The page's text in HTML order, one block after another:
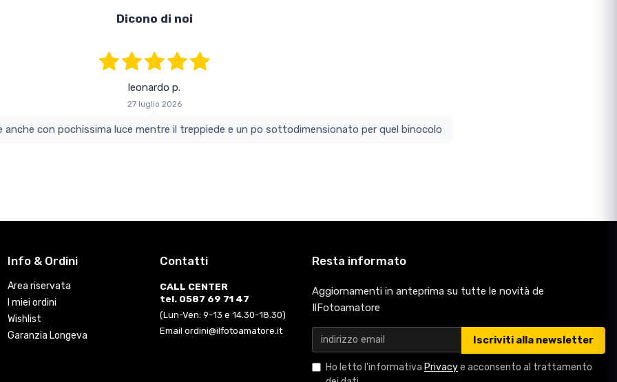
Dicono di noi
leonardo p.
27 luglio 2026
e perfetto si vede anche con pochissima luce mentre il treppiede e un po sottodimensionato per quel binocolo
Info & Ordini
Area riservata
I miei ordini
Wishlist
Garanzia Longeva
Contatti
CALL CENTER
tel. 0587 69 71 47
(Lun-Ven: 9-13 e 14.30-18.30)
Email ordini@ilfotoamatore.it
Resta informato
Aggiornamenti in anteprima su tutte le novità de
IlFotoamatore
Iscriviti alla newsletter
Ho letto l'informativa Privacye acconsento al trattamento